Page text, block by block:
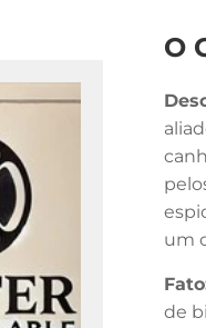
O
um
de